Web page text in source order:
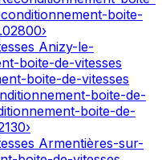
boite-
.02800›
Anizy-le-
boite-de-vitesses
boite-de-vitesses
boite-de-
boite-de-
›
Armentières-sur-